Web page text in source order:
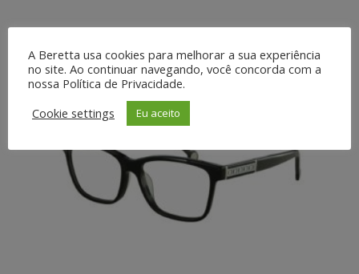
A Beretta usa cookies para melhorar a sua experiência
no site. Ao continuar navegando, você concorda com a
nossa Política de Privacidade.
Cookie settings
Eu aceito